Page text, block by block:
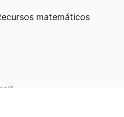
matemáticos